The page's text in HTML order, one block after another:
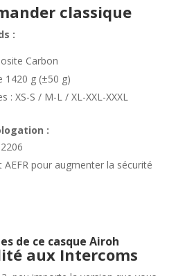
classique
:
Carbon
1420 g (±50 g)
: XS-S / M-L / XL-XXL-XXXL
:
AEFR pour augmenter la sécurité
de ce casque Airoh
aux Intercoms